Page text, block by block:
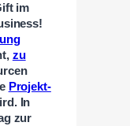
im
zu
Projekt-
In
zur